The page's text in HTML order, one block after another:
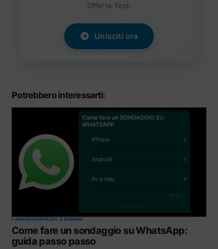
Offerte Tech
Unisciti ora
Potrebbero interessarti:
ANDROIDAPPLEPC E GAMING
Come fare un sondaggio su WhatsApp:
guida passo passo